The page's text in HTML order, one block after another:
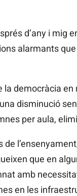
d’any i mig
alarmants
democràcia
disminució
per aula,
que en
amb
en les